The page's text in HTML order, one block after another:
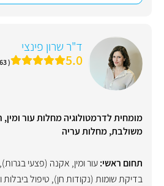
ד"ר שרון פינצי
5.0 ( 63 חוות דעת )
מומחית לדרמטולוגיה מחלות עור
משולבת, מחלות עריה
תחום ראשי:עור ומין, אקנה (פצעי בגרות),
בדיקת שומות (נקודות חן), טיפול ביבלות